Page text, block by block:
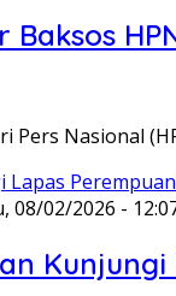
Pers Nasional
08/02/2026 -